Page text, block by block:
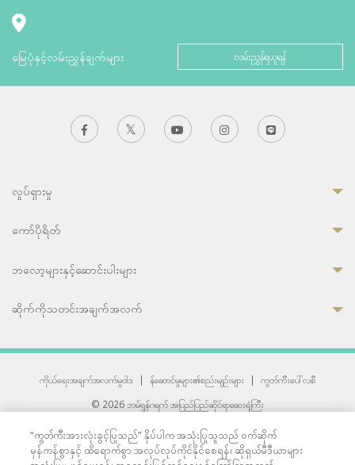
မြေပုံနှင့်လမ်းညွှန်ချက်များ လမ်းညွှန်ရယူရန်
လှုပ်ရှားမှု
ကော်ပိုရိတ်
ဘလော့များနှင့်ဆောင်းပါးများ
ဆိုက်ကိုသတင်းအချက်အလက်
ကိုယ်ရေးအချက်အလက်မူဝါဒ | န်ဆောင်မှုများ၏စည်းမျဉ်းများ |
ကွတ်ကီးပေါ်လစီ
© 2026 ဘမ်ရွန်ဂရက် အပြည်ပြည်ဆိုင်ရာဆေးရုံကြီး
33 Sukhumvit 3, Wattana, Bangkok 10110 Thailand.
All rights reserved.
“ကွတ်ကီးအားလုံးခွင့်ပြုသည်” နှိပ်ပါက အသုံးပြုသူသည် ဝက်ဆိုက်
မှန်ကန်စွာနှင့် ထိရောက်စွာ အလုပ်လုပ်ကိုင်နိုင်စေရန်၊ ဆိုရှယ်မီဒီယာများ